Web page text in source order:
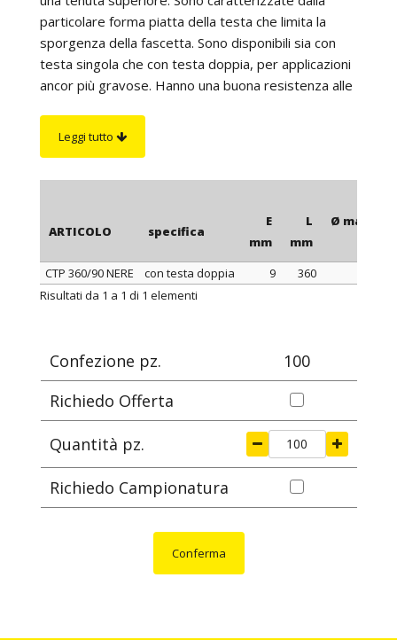
particolare forma piatta della testa che limita la
sporgenza della fascetta. Sono disponibili sia con
testa singola che con testa doppia, per applicazioni
ancor più gravose. Hanno una buona resistenza alle
all’aperto ed hanno un'eccellente resistenza agli
Leggi tutto
ARTICOLO specifica
E
mm
L
mm
Ø max di
ARTICOLO specifica
CTP 360/90 NERE con testa doppia 9
360
Risultati da 1 a 1 di 1 elementi
Confezione pz.
100
Richiedo Offerta
Quantità pz.
Richiedo Campionatura
Conferma